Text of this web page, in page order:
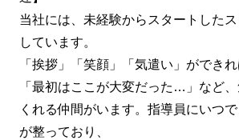
当社には、未経験からスタートした
しています。
「挨拶」「笑顔」「気遣い」ができれ
「最初はここが大変だった…」など
くれる仲間がいます。指導員にいつ
が整っており、